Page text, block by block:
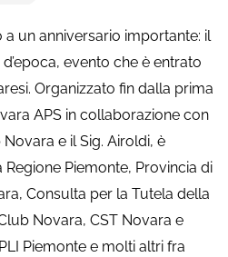
a un anniversario importante: il
evento che è entrato
Organizzato fin dalla prima
APS in collaborazione con
e il Sig. Airoldi, è
Piemonte, Provincia di
Consulta per la Tutela della
Novara, CST Novara e
Piemonte e molti altri fra